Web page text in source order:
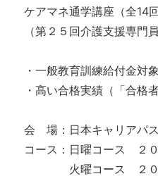
ケアマネ通学講座（全14回
（第２５回介護支援専門
・一般教育訓練給付金対
・高い合格実績（「合格
会 場：日本キャリアパス
コース：日曜コース ２
火曜コース ２０２